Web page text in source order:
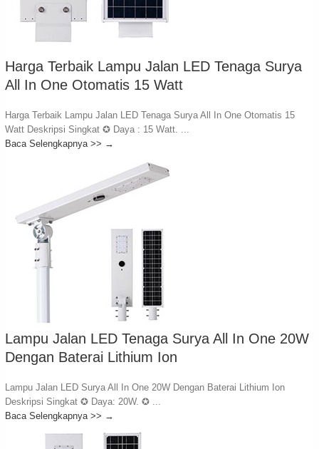
Harga Terbaik Lampu Jalan LED Tenaga Surya
All In One Otomatis 15 Watt
Harga Terbaik Lampu Jalan LED Tenaga Surya All In One Otomatis 15
Watt Deskripsi Singkat ✪ Daya : 15 Watt. ...
Baca Selengkapnya >> →
Lampu Jalan LED Tenaga Surya All In One 20W
Dengan Baterai Lithium Ion
Lampu Jalan LED Surya All In One 20W Dengan Baterai Lithium Ion
Deskripsi Singkat ✪ Daya: 20W. ✪ ...
Baca Selengkapnya >> →